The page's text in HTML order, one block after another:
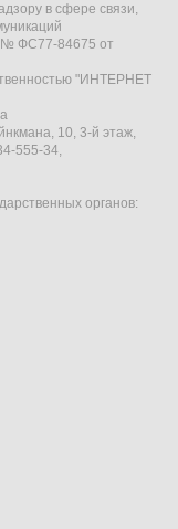
в сфере связи,
№ ФС77-84675 от
"ИНТЕРНЕТ
10, 3-й этаж,
555-34,
органов: